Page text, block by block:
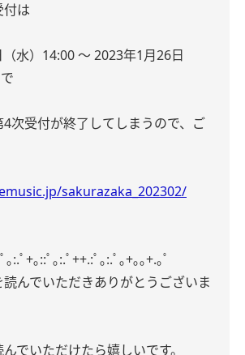
付は
水）14:00 ～ 2023年1月26日
次受付が終了してしまうので、ご
sakurazaka_202302/
｡:.ﾟ+｡::ﾟ｡:.ﾟ++.:ﾟ｡:.ﾟ｡+｡｡+.｡ﾟ
んでいただきありがとうございま
でいただけたら嬉しいです。